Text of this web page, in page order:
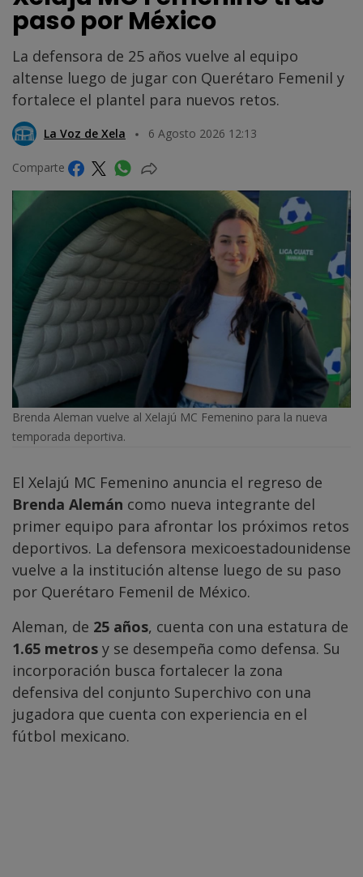
paso por México
La defensora de 25 años vuelve al equipo
altense luego de jugar con Querétaro Femenil y
fortalece el plantel para nuevos retos.
La Voz de Xela 6 Agosto 2026 12:13
Comparte
Brenda Aleman vuelve al Xelajú MC Femenino para la nueva
temporada deportiva.
El Xelajú MC Femenino anuncia el regreso de
Brenda Alemán como nueva integrante del
primer equipo para afrontar los próximos retos
deportivos. La defensora mexicoestadounidense
vuelve a la institución altense luego de su paso
por Querétaro Femenil de México.
Aleman, de 25 años, cuenta con una estatura de
1.65 metros y se desempeña como defensa. Su
incorporación busca fortalecer la zona
defensiva del conjunto Superchivo con una
jugadora que cuenta con experiencia en el
fútbol mexicano.